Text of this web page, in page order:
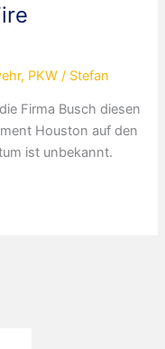
, PKW / Stefan
Firma Busch diesen
Houston auf den
ist unbekannt.